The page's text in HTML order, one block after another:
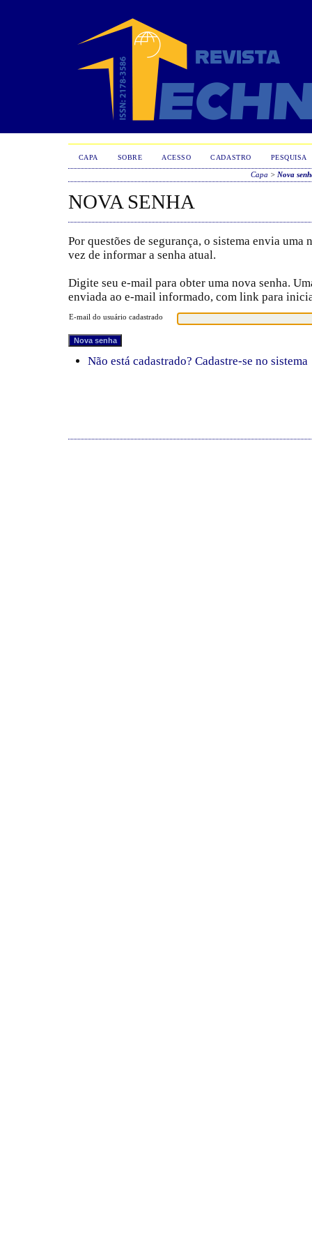
CAPA SOBRE ACESSO CADASTRO PESQUISA
Capa > Nova
NOVA SENHA
Por questões de segurança, o sistema envia uma
vez de informar a senha atual.
Digite seu e-mail para obter uma nova senha.
enviada ao e-mail informado, com link para
E-mail do usuário cadastrado
Não está cadastrado? Cadastre-se no sistema